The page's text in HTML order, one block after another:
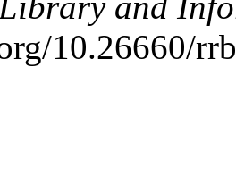
10.26660/